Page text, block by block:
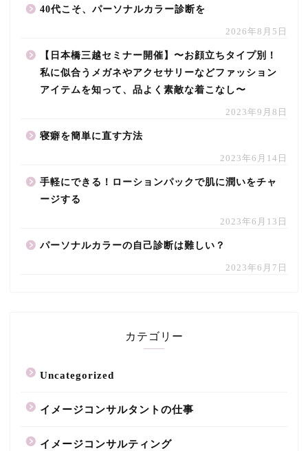
40代こそ、パーソナルカラー診断を
2026年8月5日
【日本橋三越セミナー開催】〜お顔立ちタイプ別！
私に似合うメガネやアクセサリーなどファッション
アイテムを知って、品よく素敵な着こなし〜
2023年9月8日
寝癖を簡単に直す方法
2023年6月14日
手軽にできる！ローションパックで肌に潤いをチャ
ージする
2023年6月13日
パーソナルカラーの自己診断は難しい？
2023年6月7日
カテゴリー
Uncategorized
イメージコンサルタントの仕事
イメージコンサルティング